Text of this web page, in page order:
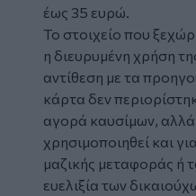
έως 35 ευρώ.
Το στοιχείο που
η διευρυμένη χρήση
αντίθεση με τα
κάρτα δεν
αγορά καυσίμων,
χρησιμοποιηθεί και
μαζικής μεταφοράς ή
ευελιξία των